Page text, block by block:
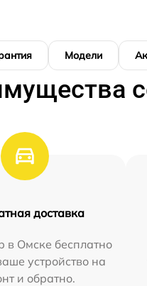
Модели
доставка
в Омске бесплатно
устройство на
и обратно.